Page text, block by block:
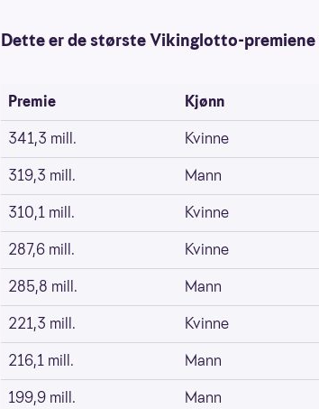
Dette er de største Vikinglotto-premiene
Premie Kjønn
341,3 mill.
Kvinne
319,3 mill.
Mann
310,1 mill.
Kvinne
287,6 mill.
Kvinne
285,8 mill.
Mann
221,3 mill.
Kvinne
216,1 mill.
Mann
199,9 mill.
Mann